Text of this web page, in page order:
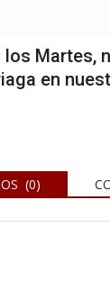
Martes,
en
(0)
de